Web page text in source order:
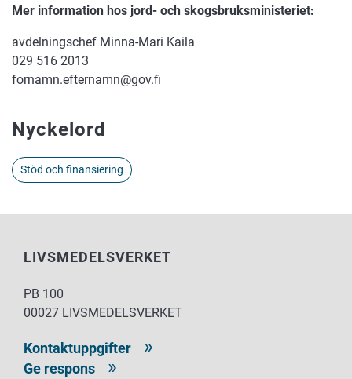
Mer information hos jord- och skogsbruksministeriet:
avdelningschef Minna-Mari Kaila
029 516 2013
fornamn.efternamn@gov.fi
Nyckelord
Stöd och finansiering
LIVSMEDELSVERKET
PB 100
00027 LIVSMEDELSVERKET
Kontaktuppgifter
Ge respons